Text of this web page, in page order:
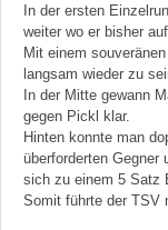
In der ersten
weiter wo er bisher
Mit einem
langsam wieder zu
In der Mitte gewann
gegen Pickl klar.
Hinten konnte man
überforderten Gegner
sich zu einem 5 Satz
Somit führte der TSV